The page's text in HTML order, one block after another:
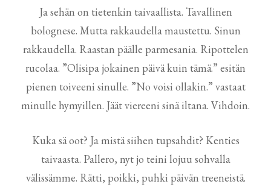
Ja sehän on tietenkin taivaallista. Tavallinen
bolognese. Mutta rakkaudella maustettu. Sinun
rakkaudella. Raastan päälle parmesania. Ripottelen
rucolaa. ”Olisipa jokainen päivä kuin tämä.” esitän
pienen toiveeni sinulle. ”No voisi ollakin.” vastaat
minulle hymyillen. Jäät viereeni sinä iltana. Vihdoin.
Kuka sä oot? Ja mistä siihen tupsahdit? Kenties
taivaasta. Pallero, nyt jo teini lojuu sohvalla
välissämme. Rätti, poikki, puhki päivän treeneistä.